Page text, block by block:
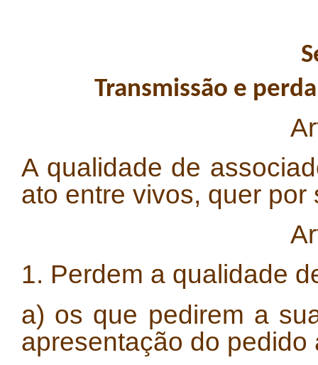
Transmissão e
A qualidade de
ato entre vivos, quer por
1. Perdem a qualidade
a) os que pedirem a
apresentação do pedido